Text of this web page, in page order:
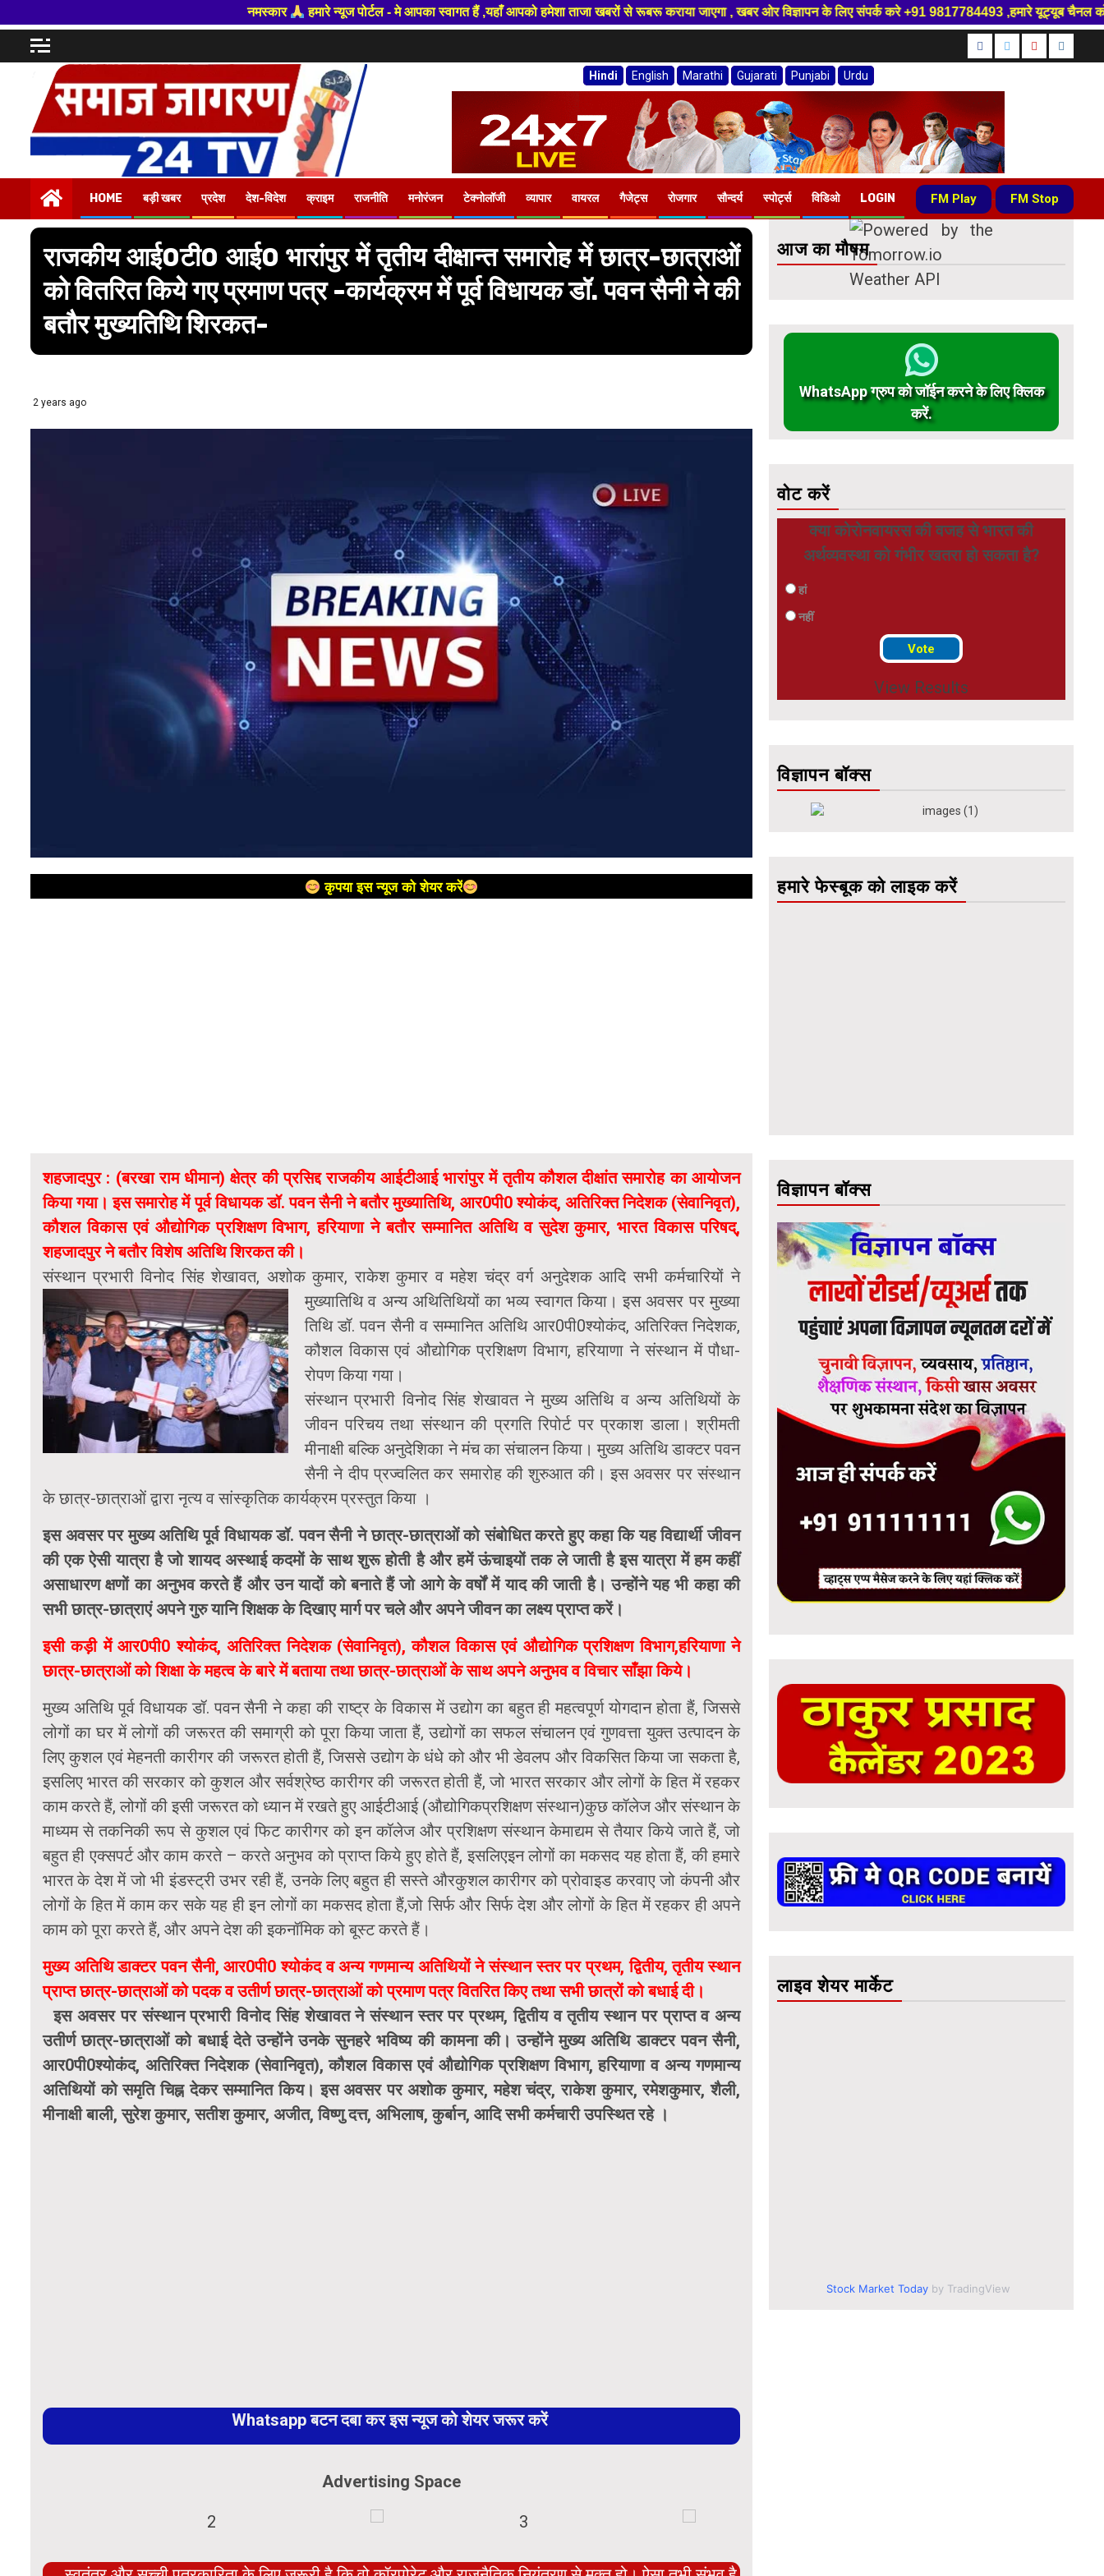
हमारे न्यूज पोर्टल - मे आपका स्वागत हैं ,यहाँ आपको हमेशा ताजा खबरों से रूबरू कराया जाएगा , खबर ओर विज्ञापन के लिए संपर्क करे +91 9817784493 ,हमारे यूट्यूब चैनल को सबस्क्राइब करें, साथ मे हमारे
Facebook
TwitterYoutube
Hindi English Marathi Gujarati Punjabi Urdu
HOME बड़ी खबर प्रदेश देश-विदेश क्राइम राजनीति मनोरंजन टेक्नोलॉजी व्यापार वायरल गैजेट्स रोजगार सौन्दर्य स्पोर्ट्स विडिओ LOGIN FM Play - FM Stop
राजकीय आई0टी0 आई0 भारांपुर में तृतीय दीक्षान्त समारोह में छात्र-छात्राओं
को वितरित किये गए प्रमाण पत्र -कार्यक्रम में पूर्व विधायक डॉ. पवन सैनी ने की
बतौर मुख्यतिथि शिरकत-
2 years ago
कृपया इस न्यूज को शेयर करें
शहजादपुर : (बरखा राम धीमान) क्षेत्र की प्रसिद्द राजकीय आईटीआई भारांपुर में तृतीय कौशल दीक्षांत समारोह का आयोजन
किया गया। इस समारोह में पूर्व विधायक डॉ. पवन सैनी ने बतौर मुख्यातिथि, आर0पी0 श्योकंद, अतिरिक्त निदेशक (सेवानिवृत),
कौशल विकास एवं औद्योगिक प्रशिक्षण विभाग, हरियाणा ने बतौर सम्मानित अतिथि व सुदेश कुमार, भारत विकास परिषद्,
शहजादपुर ने बतौर विशेष अतिथि शिरकत की।
संस्थान प्रभारी विनोद सिंह शेखावत, अशोक कुमार, राकेश कुमार व महेश चंद्र वर्ग अनुदेशक आदि सभी कर्मचारियों ने
मुख्यातिथि व अन्य अथितिथियों का भव्य स्वागत किया। इस अवसर पर मुख्या
तिथि डॉ. पवन सैनी व सम्मानित अतिथि आर0पी0श्योकंद, अतिरिक्त निदेशक,
कौशल विकास एवं औद्योगिक प्रशिक्षण विभाग, हरियाणा ने संस्थान में पौधा-
रोपण किया गया।
संस्थान प्रभारी विनोद सिंह शेखावत ने मुख्य अतिथि व अन्य अतिथियों के
जीवन परिचय तथा संस्थान की प्रगति रिपोर्ट पर प्रकाश डाला। श्रीमती
मीनाक्षी बल्कि अनुदेशिका ने मंच का संचालन किया। मुख्य अतिथि डाक्टर पवन
सैनी ने दीप प्रज्वलित कर समारोह की शुरुआत की। इस अवसर पर संस्थान
के छात्र-छात्राओं द्वारा नृत्य व सांस्कृतिक कार्यक्रम प्रस्तुत किया ।
इस अवसर पर मुख्य अतिथि पूर्व विधायक डॉ. पवन सैनी ने छात्र-छात्राओं को संबोधित करते हुए कहा कि यह विद्यार्थी जीवन
की एक ऐसी यात्रा है जो शायद अस्थाई कदमों के साथ शुरू होती है और हमें ऊंचाइयों तक ले जाती है इस यात्रा में हम कहीं
असाधारण क्षणों का अनुभव करते हैं और उन यादों को बनाते हैं जो आगे के वर्षों में याद की जाती है। उन्होंने यह भी कहा की
सभी छात्र-छात्राएं अपने गुरु यानि शिक्षक के दिखाए मार्ग पर चले और अपने जीवन का लक्ष्य प्राप्त करें।
इसी कड़ी में आर0पी0 श्योकंद, अतिरिक्त निदेशक (सेवानिवृत), कौशल विकास एवं औद्योगिक प्रशिक्षण विभाग,हरियाणा ने
छात्र-छात्राओं को शिक्षा के महत्व के बारे में बताया तथा छात्र-छात्राओं के साथ अपने अनुभव व विचार साँझा किये।
मुख्य अतिथि पूर्व विधायक डॉ. पवन सैनी ने कहा की राष्ट्र के विकास में उद्योग का बहुत ही महत्वपूर्ण योगदान होता हैं, जिससे
लोगों का घर में लोगों की जरूरत की समाग्री को पूरा किया जाता हैं, उद्योगों का सफल संचालन एवं गुणवत्ता युक्त उत्पादन के
लिए कुशल एवं मेहनती कारीगर की जरूरत होती हैं, जिससे उद्योग के धंधे को और भी डेवलप और विकसित किया जा सकता है,
इसलिए भारत की सरकार को कुशल और सर्वश्रेष्ठ कारीगर की जरूरत होती हैं, जो भारत सरकार और लोगों के हित में रहकर
काम करते हैं, लोगों की इसी जरूरत को ध्यान में रखते हुए आईटीआई (औद्योगिकप्रशिक्षण संस्थान)कुछ कॉलेज और संस्थान के
माध्यम से तकनिकी रूप से कुशल एवं फिट कारीगर को इन कॉलेज और प्रशिक्षण संस्थान केमाद्यम से तैयार किये जाते हैं, जो
बहुत ही एक्सपर्ट और काम करते – करते अनुभव को प्राप्त किये हुए होते हैं, इसलिएइन लोगों का मकसद यह होता हैं, की हमारे
भारत के देश में जो भी इंडस्ट्री उभर रही हैं, उनके लिए बहुत ही सस्ते औरकुशल कारीगर को प्रोवाइड करवाए जो कंपनी और
लोगों के हित में काम कर सके यह ही इन लोगों का मकसद होता हैं,जो सिर्फ और सिर्फ देश और लोगों के हित में रहकर ही अपने
काम को पूरा करते हैं, और अपने देश की इकनॉमिक को बूस्ट करते हैं।
मुख्य अतिथि डाक्टर पवन सैनी, आर0पी0 श्योकंद व अन्य गणमान्य अतिथियों ने संस्थान स्तर पर प्रथम, द्वितीय, तृतीय स्थान
प्राप्त छात्र-छात्राओं को पदक व उतीर्ण छात्र-छात्राओं को प्रमाण पत्र वितरित किए तथा सभी छात्रों को बधाई दी।
इस अवसर पर संस्थान प्रभारी विनोद सिंह शेखावत ने संस्थान स्तर पर प्रथम, द्वितीय व तृतीय स्थान पर प्राप्त व अन्य
उतीर्ण छात्र-छात्राओं को बधाई देते उन्होंने उनके सुनहरे भविष्य की कामना की। उन्होंने मुख्य अतिथि डाक्टर पवन सैनी,
आर0पी0श्योकंद, अतिरिक्त निदेशक (सेवानिवृत), कौशल विकास एवं औद्योगिक प्रशिक्षण विभाग, हरियाणा व अन्य गणमान्य
अतिथियों को समृति चिह्न देकर सम्मानित किय। इस अवसर पर अशोक कुमार, महेश चंद्र, राकेश कुमार, रमेशकुमार, शैली,
मीनाक्षी बाली, सुरेश कुमार, सतीश कुमार, अजीत, विष्णु दत्त, अभिलाष, कुर्बान, आदि सभी कर्मचारी उपस्थित रहे ।
Whatsapp बटन दबा कर इस न्यूज को शेयर जरूर करें
Advertising Space
आज का मौषम
WhatsApp ग्रुप को जॉईन करने के लिए क्लिक
करें.
वोट करें
क्या कोरोनवायरस की वजह से भारत की
अर्थव्यवस्था को गंभीर खतरा हो सकता है?
हां
नहीं
View Results
विज्ञापन बॉक्स
हमारे फेस्बूक को लाइक करें
विज्ञापन बॉक्स
लाइव शेयर मार्केट
Stock Market Today by TradingView